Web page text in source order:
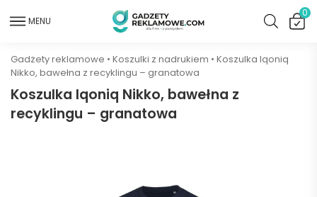
MENU
0
Gadżety reklamowe • Koszulki z nadrukiem • Koszulka Iqoniq
Nikko, bawełna z recyklingu – granatowa
Koszulka Iqoniq Nikko, bawełna z
recyklingu – granatowa